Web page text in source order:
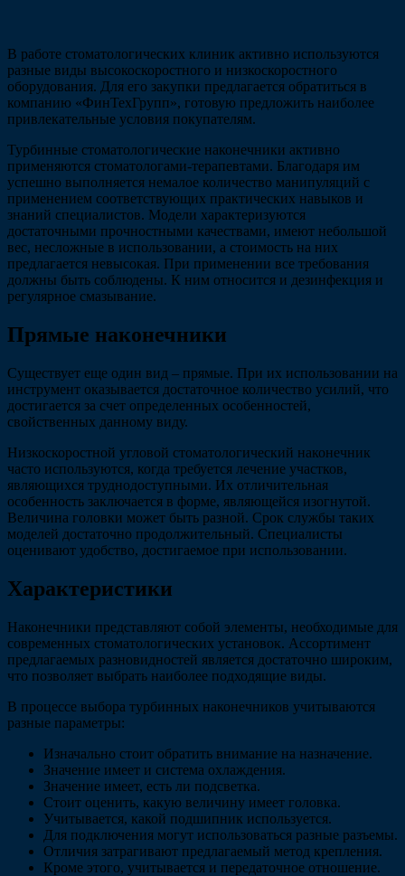
В работе стоматологических клиник активно используются
разные виды высокоскоростного и низкоскоростного
оборудования. Для его закупки предлагается обратиться в
компанию «ФинТехГрупп», готовую предложить наиболее
привлекательные условия покупателям.
Турбинные стоматологические наконечники активно
применяются стоматологами-терапевтами. Благодаря им
успешно выполняется немалое количество манипуляций с
применением соответствующих практических навыков и
знаний специалистов. Модели характеризуются
достаточными прочностными качествами, имеют небольшой
вес, несложные в использовании, а стоимость на них
предлагается невысокая. При применении все требования
должны быть соблюдены. К ним относится и дезинфекция и
регулярное смазывание.
Прямые наконечники
Существует еще один вид – прямые. При их использовании на
инструмент оказывается достаточное количество усилий, что
достигается за счет определенных особенностей,
свойственных данному виду.
Низкоскоростной угловой стоматологический наконечник
часто используются, когда требуется лечение участков,
являющихся труднодоступными. Их отличительная
особенность заключается в форме, являющейся изогнутой.
Величина головки может быть разной. Срок службы таких
моделей достаточно продолжительный. Специалисты
оценивают удобство, достигаемое при использовании.
Характеристики
Наконечники представляют собой элементы, необходимые для
современных стоматологических установок. Ассортимент
предлагаемых разновидностей является достаточно широким,
что позволяет выбрать наиболее подходящие виды.
В процессе выбора турбинных наконечников учитываются
разные параметры:
Изначально стоит обратить внимание на назначение.
Значение имеет и система охлаждения.
Значение имеет, есть ли подсветка.
Стоит оценить, какую величину имеет головка.
Учитывается, какой подшипник используется.
Для подключения могут использоваться разные разъемы.
Отличия затрагивают предлагаемый метод крепления.
Кроме этого, учитывается и передаточное отношение.